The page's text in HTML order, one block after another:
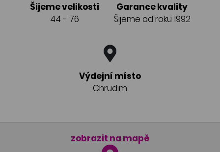
Šijeme velikosti
44 - 76
Garance kvality
Šijeme od roku 1992
Výdejní místo
Chrudim
zobrazit na mapě